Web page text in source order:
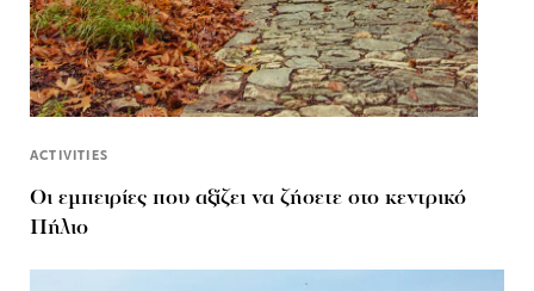
ACTIVITIES
Οι εμπειρίες που αξίζει να ζήσετε στο κεντρικό
Πήλιο